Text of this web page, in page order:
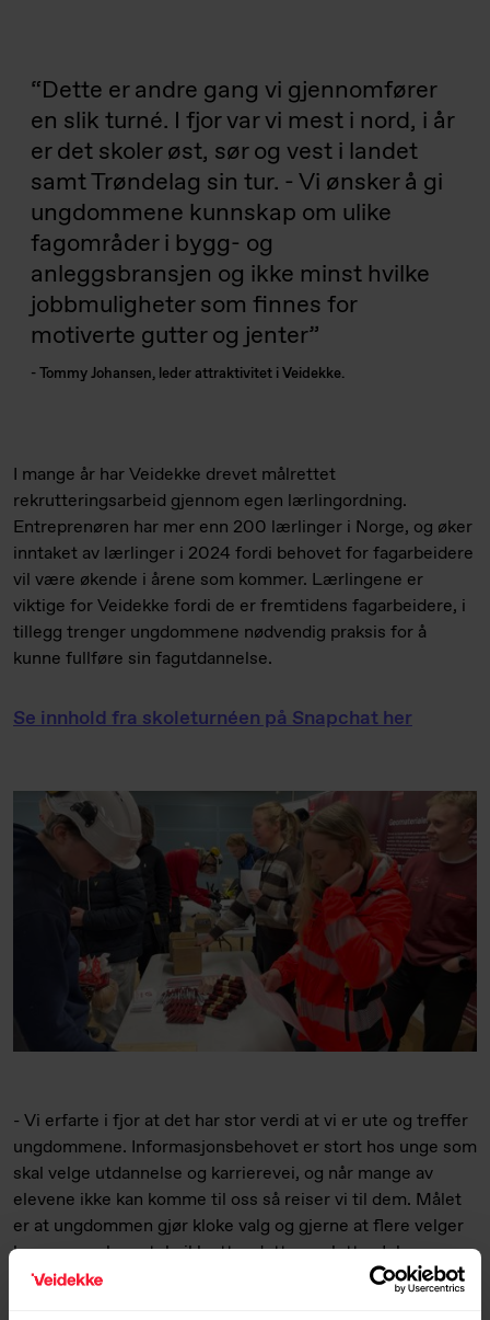
Dette er andre gang vi gjennomfører
en slik turné. I fjor var vi mest i nord, i år
er det skoler øst, sør og vest i landet
samt Trøndelag sin tur. - Vi ønsker å gi
ungdommene kunnskap om ulike
fagområder i bygg- og
anleggsbransjen og ikke minst hvilke
jobbmuligheter som finnes for
motiverte gutter og jenter
- Tommy Johansen, leder attraktivitet i Veidekke.
I mange år har Veidekke drevet målrettet
rekrutteringsarbeid gjennom egen lærlingordning.
Entreprenøren har mer enn 200 lærlinger i Norge, og øker
inntaket av lærlinger i 2024 fordi behovet for fagarbeidere
vil være økende i årene som kommer. Lærlingene er
viktige for Veidekke fordi de er fremtidens fagarbeidere, i
tillegg trenger ungdommene nødvendig praksis for å
kunne fullføre sin fagutdannelse.
Se innhold fra skoleturnéen på Snapchat her
- Vi erfarte i fjor at det har stor verdi at vi er ute og treffer
ungdommene. Informa­sjons­behovet er stort hos unge som
skal velge utdannelse og karriere­vei, og når mange av
elevene ikke kan komme til oss så reiser vi til dem. Målet
er at ungdommen gjør kloke valg og gjerne at flere velger
bygg- og anleggsteknikk etter dette, avslutter Johansen.